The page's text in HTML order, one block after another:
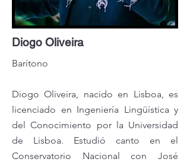
Diogo Oliveira
Barítono
Diogo Oliveira, nacido en Lisboa, es
licenciado en Ingeniería Lingüística y
del Conocimiento por la Universidad
de Lisboa. Estudió canto en el
Conservatorio Nacional con José